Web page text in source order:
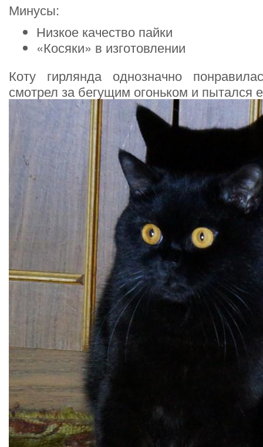
Минусы:
Низкое качество пайки
«Косяки» в изготовлении
Коту гирлянда однозначно
смотрел за бегущим огоньком и пытался